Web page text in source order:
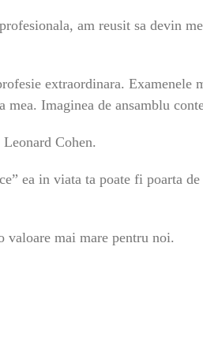
am reusit sa devin
extraordinara. Examenele
Imaginea de ansamblu
Cohen.
ea in viata ta poate fi poarta
valoare mai mare pentru noi.